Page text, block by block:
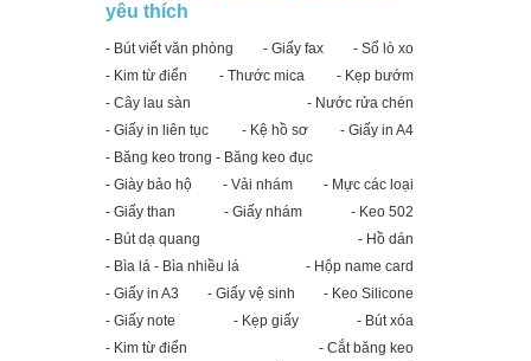
yêu thích
- Bút viết văn phòng - Giấy fax
- Sổ lò xo
- Kim từ điển
- Thước mica
- Kẹp bướm
- Cây lau sàn
- Nước rửa chén
- Giấy in liên tục
- Kệ hồ sơ
- Giấy in A4
- Băng keo trong - Băng keo đục
- Giày bảo hộ
- Vải nhám
- Mực các loại
- Giấy than
- Giấy nhám
- Keo 502
- Bút dạ quang
- Hồ dán
- Bìa lá - Bìa nhiều lá
- Hộp name card
- Giấy in A3
- Giấy vệ sinh
- Keo Silicone
- Giấy note
- Kẹp giấy
- Bút xóa
- Kim từ điển
- Cắt băng keo